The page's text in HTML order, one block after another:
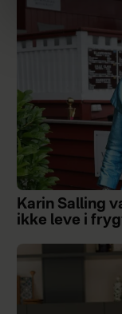
Karin Salling
ikke leve i